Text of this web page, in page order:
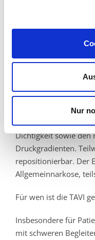
Nur
Alternativ kann ein
Passage nicht
Nach Anlage eines
Kammer wird die
Stimulation mit
der Aortenklappe
Trägerballons
Dichtigkeit sowie den
Druckgradienten.
repositionierbar. Der
Allgemeinnarkose,
Für wen ist die TAVI
Insbesondere für
mit schweren